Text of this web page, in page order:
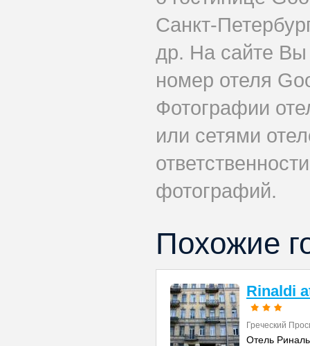
Санкт-
др. На сайте Вы
номер отеля
Фотографии
или сетями
фотографий.
Похожие
Rinaldi
Греческий
Отель